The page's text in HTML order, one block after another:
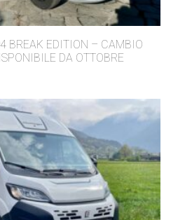
BREAK EDITION – CAMBIO
DA OTTOBRE